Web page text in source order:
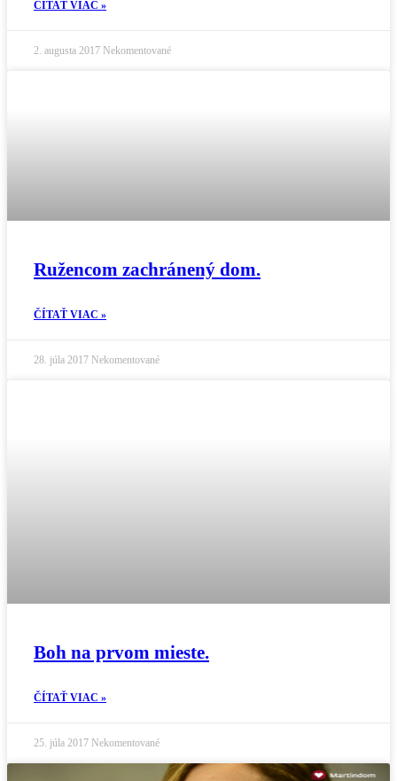
ČÍTAŤ VIAC »
2. augusta 2017 Nekomentované
Ružencom zachránený dom.
ČÍTAŤ VIAC »
28. júla 2017 Nekomentované
Boh na prvom mieste.
ČÍTAŤ VIAC »
25. júla 2017 Nekomentované